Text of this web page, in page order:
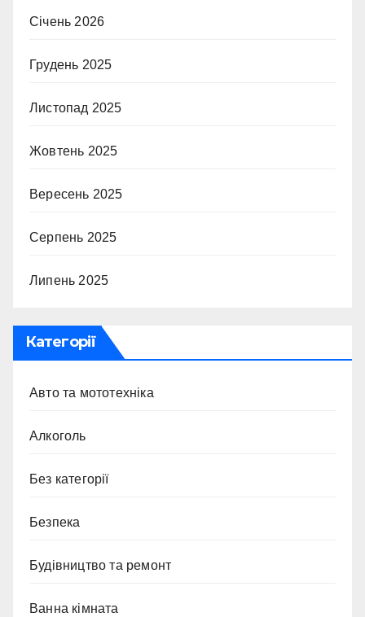
Січень 2026
Грудень 2025
Листопад 2025
Жовтень 2025
Вересень 2025
Серпень 2025
Липень 2025
Категорії
Авто та мототехніка
Алкоголь
Без категорії
Безпека
Будівництво та ремонт
Ванна кімната